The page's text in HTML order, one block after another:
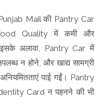
Punjab Mail की Pantry Car
Quality में कमी और
अलावा, Pantry Car में
न होने, और खाद्य सामग्री
पाई गईं। Pantry
Identity Card न पहनने की भी